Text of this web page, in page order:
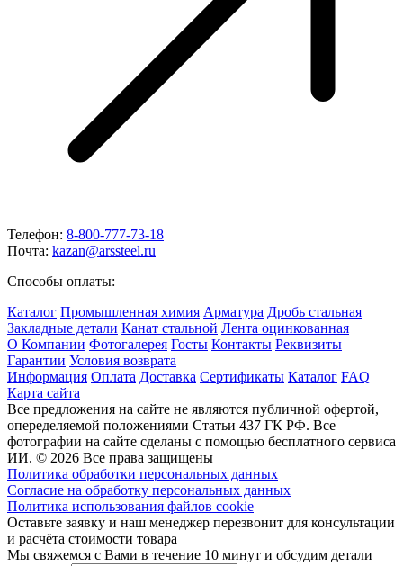
Телефон: 8-800-777-73-18
Почта: kazan@arssteel.ru
Способы оплаты:
Каталог Промышленная химия Арматура Дробь стальная
Закладные детали Канат стальной Лента оцинкованная
О Компании Фотогалерея Госты Контакты Реквизиты
Гарантии Условия возврата
Информация Оплата Доставка Сертификаты Каталог FAQ
Карта сайта
Все предложения на сайте не являются публичной офертой,
опеределяемой положениями Статьи 437 ГК РФ. Все
фотографии на сайте сделаны с помощью бесплатного сервиса
ИИ. © 2026 Все права защищены
Политика обработки персональных данных
Согласие на обработку персональных данных
Политика использования файлов cookie
Оставьте заявку и наш менеджер перезвонит для консультации
и расчёта стоимости товара
Мы свяжемся с Вами в течение 10 минут и обсудим детали